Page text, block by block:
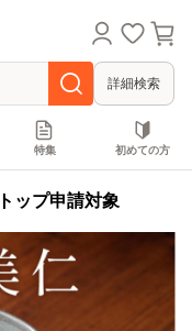
詳細検索
特集 初めての方
ップ申請対象